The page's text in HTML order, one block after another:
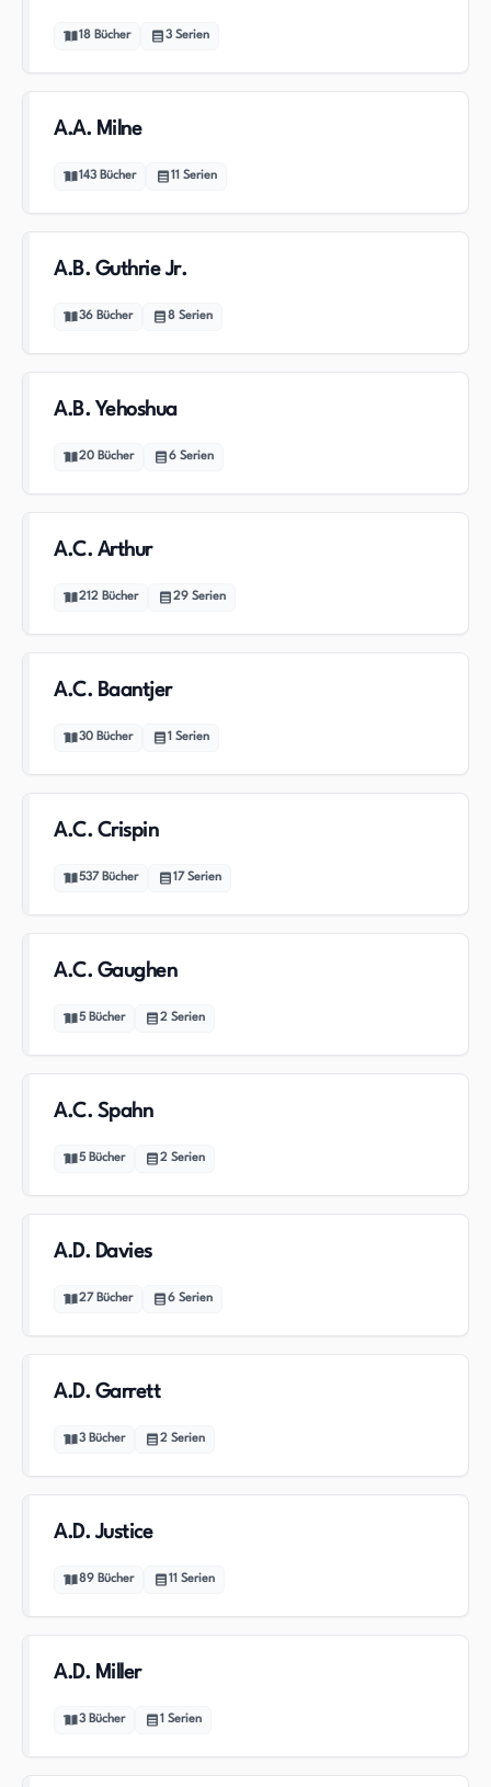
18 Bücher 3 Serien
A.A. Milne
143 Bücher 11 Serien
A.B. Guthrie Jr.
36 Bücher 8 Serien
A.B. Yehoshua
20 Bücher 6 Serien
A.C. Arthur
212 Bücher 29 Serien
A.C. Baantjer
30 Bücher 1 Serien
A.C. Crispin
537 Bücher 17 Serien
A.C. Gaughen
5 Bücher 2 Serien
A.C. Spahn
5 Bücher 2 Serien
A.D. Davies
27 Bücher 6 Serien
A.D. Garrett
3 Bücher 2 Serien
A.D. Justice
89 Bücher 11 Serien
A.D. Miller
3 Bücher 1 Serien